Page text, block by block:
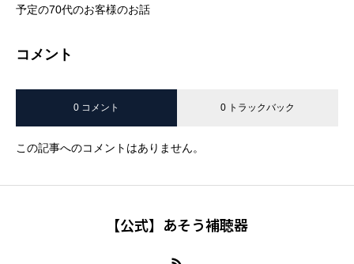
予定の70代のお客様のお話
コメント
0 コメント 0 トラックバック
この記事へのコメントはありません。
【公式】あそう補聴器